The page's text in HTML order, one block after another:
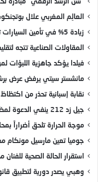
العالِم المغربي علال
زيادة 5% في تأمين السيارات تثير استياء المواطنين بالمغرب
المقاولات الصناعية تتجه
فيلدا يؤكد جاهزية اللبؤات
مانشستر سيتي يرفض عرض
نقابة إسبانية تحذر من
جيل زد 212 ينفي الدعوة لمظاهرات ويحذر من منشورات مفبركة
موجة الحرارة تلحق أضراراً
جوميا تعين مارسيل مونكام
استقرار الحالة الصحية
وهبي يصدر دورية لتطبيق